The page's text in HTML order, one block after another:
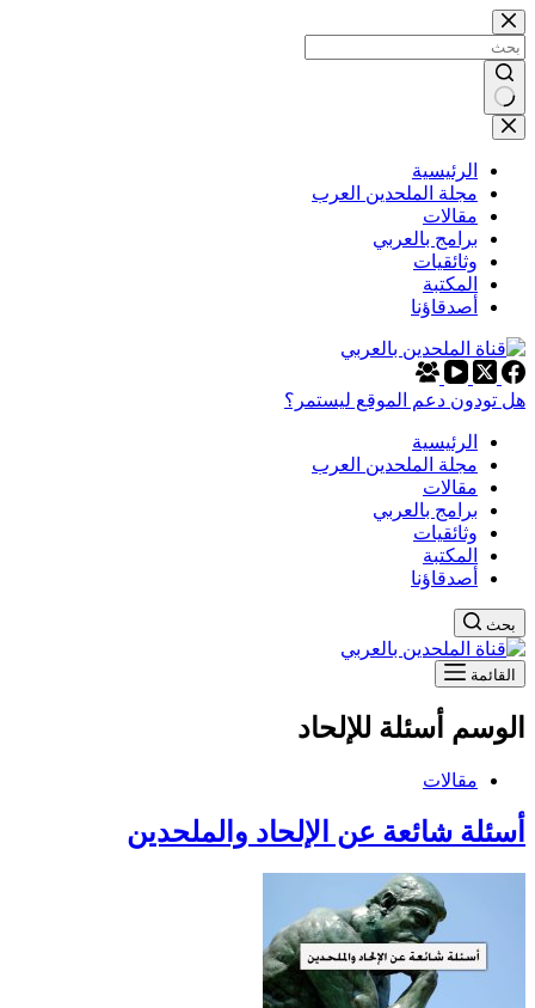
التجاوز
إلى
المحتوى
لا
نتائج
الرئيسية
مجلة الملحدين العرب
مقالات
برامج بالعربي
وثائقيات
المكتبة
أصدقاؤنا
هل تودون دعم الموقع ليستمر؟
الرئيسية
مجلة الملحدين العرب
مقالات
برامج بالعربي
وثائقيات
المكتبة
أصدقاؤنا
بحث
القائمة
الوسم أسئلة للإلحاد
مقالات
أسئلة شائعة عن الإلحاد والملحدين